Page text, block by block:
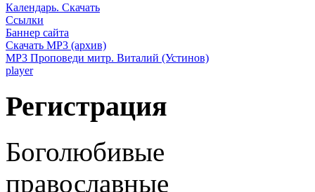
Календарь. Скачать
Ссылки
Баннер сайта
Скачать MP3 (архив)
MP3 Проповеди митр. Виталий (Устинов)
player
Регистрация
Боголюбивые
православные